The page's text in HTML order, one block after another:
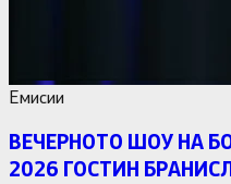
Емисии
ВЕЧЕРНОТО ШОУ НА
2026 ГОСТИН